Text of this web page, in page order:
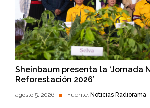
Sheinbaum presenta la ‘Jornada
Reforestación 2026’
agosto 5, 2026 Fuente: Noticias Radiorama